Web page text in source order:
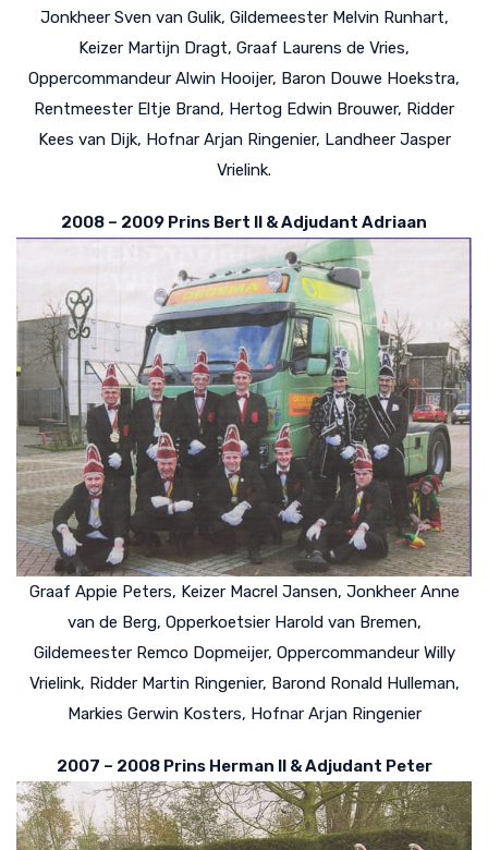
Jonkheer Sven van Gulik, Gildemeester Melvin Runhart,
Keizer Martijn Dragt, Graaf Laurens de Vries,
Oppercommandeur Alwin Hooijer, Baron Douwe Hoekstra,
Rentmeester Eltje Brand, Hertog Edwin Brouwer, Ridder
Kees van Dijk, Hofnar Arjan Ringenier, Landheer Jasper
Vrielink.
2008 – 2009 Prins Bert II & Adjudant Adriaan
Graaf Appie Peters, Keizer Macrel Jansen, Jonkheer Anne
van de Berg, Opperkoetsier Harold van Bremen,
Gildemeester Remco Dopmeijer, Oppercommandeur Willy
Vrielink, Ridder Martin Ringenier, Barond Ronald Hulleman,
Markies Gerwin Kosters, Hofnar Arjan Ringenier
2007 – 2008 Prins Herman II & Adjudant Peter